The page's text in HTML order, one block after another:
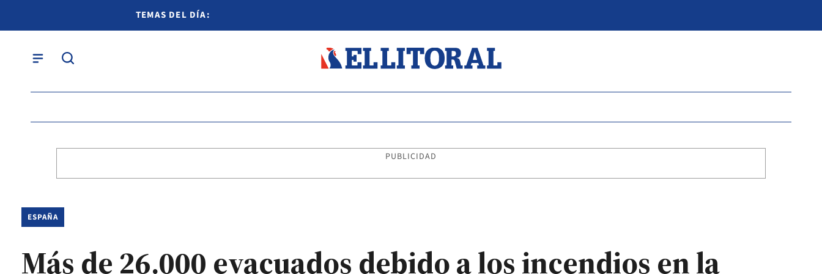
TEMAS DEL DÍA:
PUBLICIDAD
ESPAÑA
Más de 26.000 evacuados debido a los incendios en la